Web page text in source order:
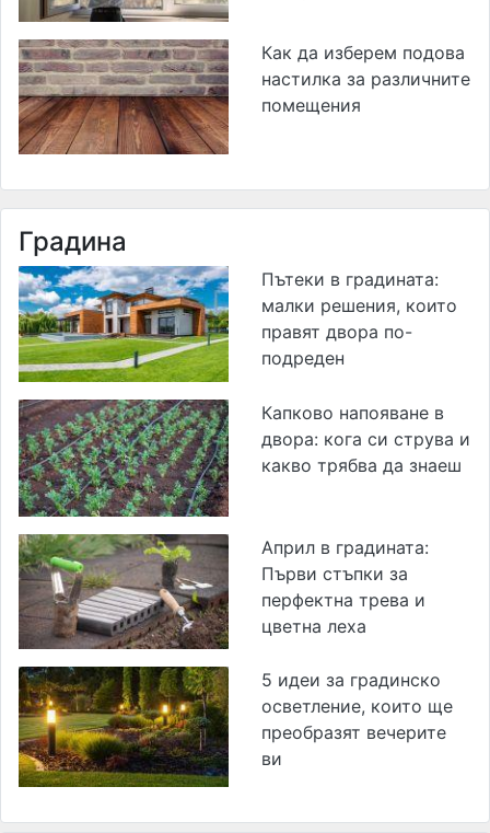
Как да изберем подова
настилка за различните
помещения
Градина
Пътеки в градината:
малки решения, които
правят двора по-
подреден
Капково напояване в
двора: кога си струва и
какво трябва да знаеш
Април в градината:
Първи стъпки за
перфектна трева и
цветна леха
5 идеи за градинско
осветление, които ще
преобразят вечерите
ви